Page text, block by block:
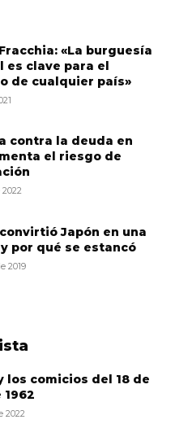
«La burguesía
es clave para el
de cualquier país»
contra la deuda en
el riesgo de
Japón en una
por qué se estancó
2019
los comicios del 18 de
1962
2022